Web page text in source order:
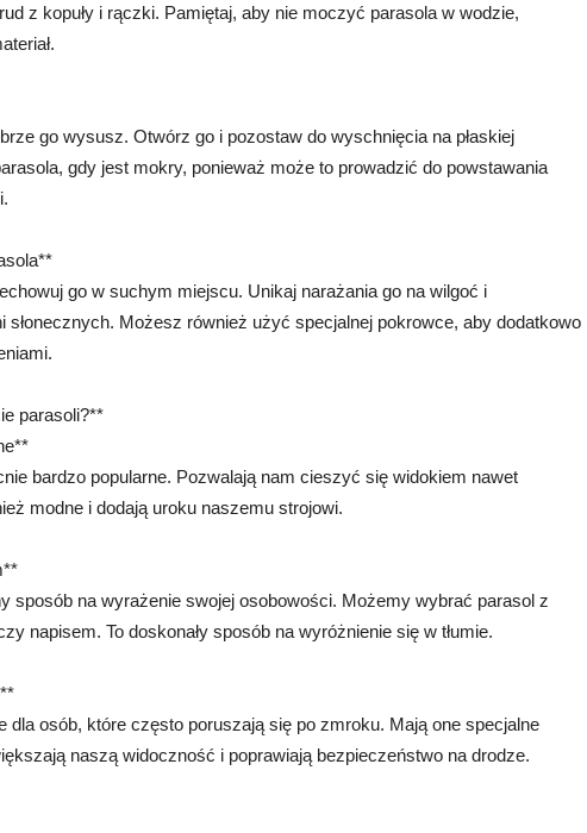
z kopuły i rączki. Pamiętaj, aby nie moczyć parasola w wodzie,
go wysusz. Otwórz go i pozostaw do wyschnięcia na płaskiej
gdy jest mokry, ponieważ może to prowadzić do powstawania
go w suchym miejscu. Unikaj narażania go na wilgoć i
słonecznych. Możesz również użyć specjalnej pokrowce, aby dodatkowo
parasoli?**
bardzo popularne. Pozwalają nam cieszyć się widokiem nawet
modne i dodają uroku naszemu strojowi.
sposób na wyrażenie swojej osobowości. Możemy wybrać parasol z
napisem. To doskonały sposób na wyróżnienie się w tłumie.
dla osób, które często poruszają się po zmroku. Mają one specjalne
naszą widoczność i poprawiają bezpieczeństwo na drodze.